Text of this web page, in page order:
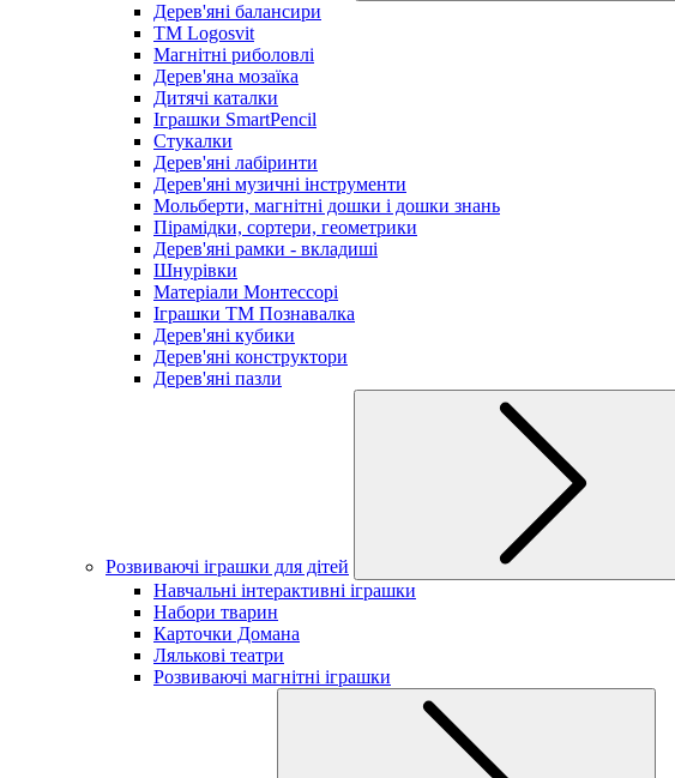
Дерев'яні балансири
TM Logosvit
Магнітні риболовлі
Дерев'яна мозаїка
Дитячі каталки
Іграшки SmartPencil
Стукалки
Дерев'яні лабіринти
Дерев'яні музичні інструменти
Мольберти, магнітні дошки і дошки знань
Пірамідки, сортери, геометрики
Дерев'яні рамки - вкладиші
Шнурівки
Матеріали Монтессорі
Іграшки ТМ Познавалка
Дерев'яні кубики
Дерев'яні конструктори
Дерев'яні пазли
Розвиваючі іграшки для дітей
Навчальні інтерактивні іграшки
Набори тварин
Карточки Домана
Лялькові театри
Розвиваючі магнітні іграшки